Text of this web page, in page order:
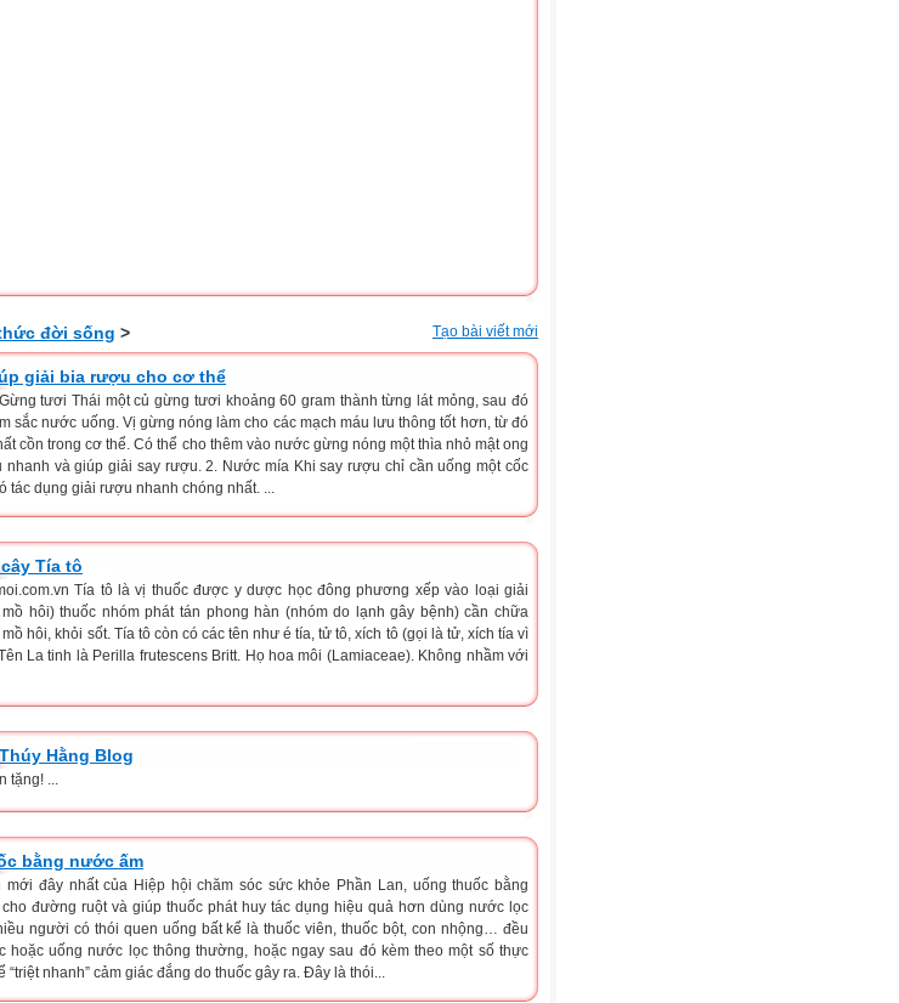
đời sống > Tạo bài viết mới
giải bia rượu cho cơ thể
tươi Thái một củ gừng tươi khoảng 60 gram thành từng lát mỏng, sau đó
sắc nước uống. Vị gừng nóng làm cho các mạch máu lưu thông tốt hơn, từ đó
cồn trong cơ thể. Có thể cho thêm vào nước gừng nóng một thìa nhỏ mật ong
nhanh và giúp giải say rượu. 2. Nước mía Khi say rượu chỉ cần uống một cốc
tác dụng giải rượu nhanh chóng nhất. ...
Tía tô
Tía tô là vị thuốc được y dược học đông phương xếp vào loại giải
hôi) thuốc nhóm phát tán phong hàn (nhóm do lạnh gây bệnh) cần chữa
hôi, khỏi sốt. Tía tô còn có các tên như é tía, tử tô, xích tô (gọi là tử, xích tía vì
La tinh là Perilla frutescens Britt. Họ hoa môi (Lamiaceae). Không nhầm với
Hằng Blog
tặng! ...
bằng nước ấm
mới đây nhất của Hiệp hội chăm sóc sức khỏe Phần Lan, uống thuốc bằng
đường ruột và giúp thuốc phát huy tác dụng hiệu quả hơn dùng nước lọc
người có thói quen uống bất kể là thuốc viên, thuốc bột, con nhộng… đều
hoặc uống nước lọc thông thường, hoặc ngay sau đó kèm theo một số thực
“triệt nhanh” cảm giác đắng do thuốc gây ra. Đây là thói...